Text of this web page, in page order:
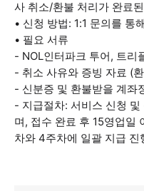
사 취소/환불 처리가 완료
• 신청 방법: 1:1 문의를 통
• 필요 서류
- NOL인터파크 투어, 트리
- 취소 사유와 증빙 자료 (
- 신분증 및 환불받을 계좌
- 지급절차: 서비스 신청
며, 접수 완료 후 15영업일
차와 4주차에 일괄 지급 진